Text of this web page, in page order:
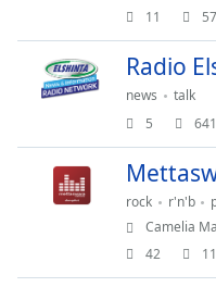
Family
11
Radio
news
talk
5
641
rock r'n'b
Camelia
42